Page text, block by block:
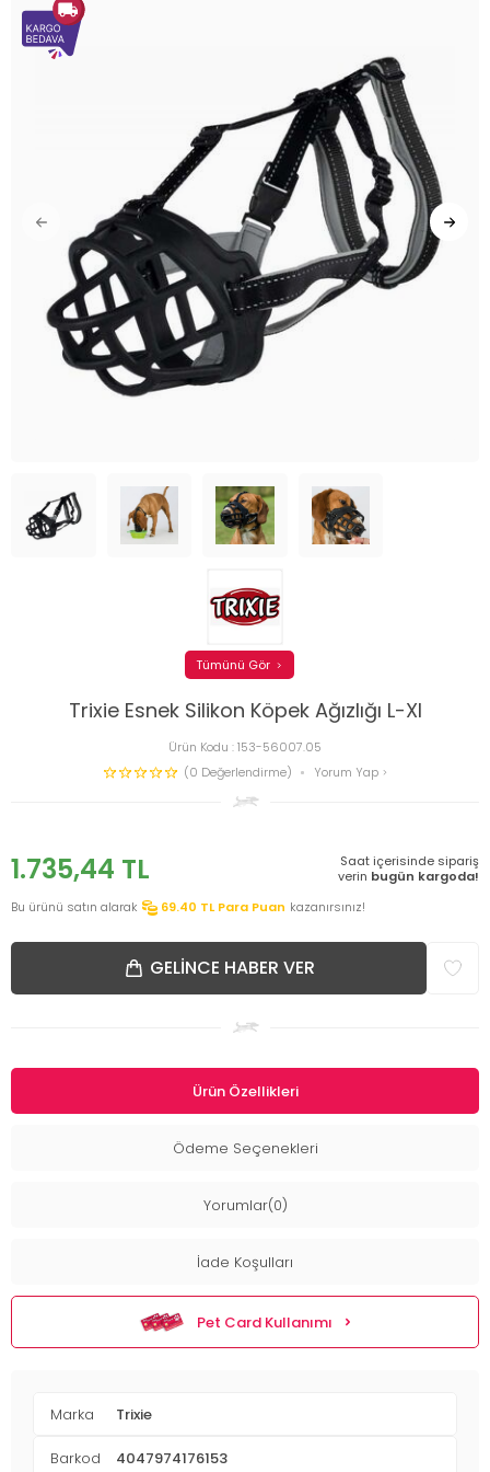
Trixie Esnek Silikon Köpek Ağızlığı L-Xl
Ürün Kodu :153-56007.05
(0 Değerlendirme)
Yorum Yap
Tümünü Gör
1.735,44 TL
Saat içerisinde sipariş
verin bugün kargoda!
Bu ürünü satın alarak
69.40 TL Para Puan kazanırsınız!
GELINCE HABER VER
Ürün Özellikleri
Ödeme Seçenekleri
Yorumlar(0)
İade Koşulları
Pet Card Kullanımı
Marka Trixie
Barkod 4047974176153